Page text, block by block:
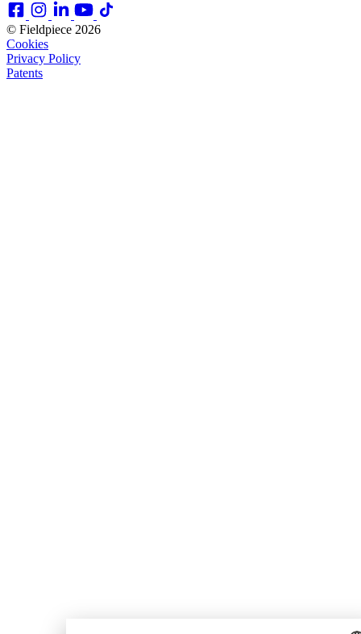
© Fieldpiece 2026
Cookies
Privacy Policy
Patents